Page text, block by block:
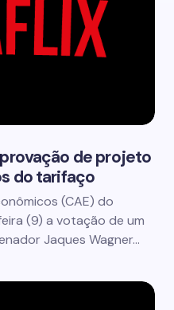
de projeto
do tarifaço
(CAE) do
(9) a votação de um
Jaques Wagner…